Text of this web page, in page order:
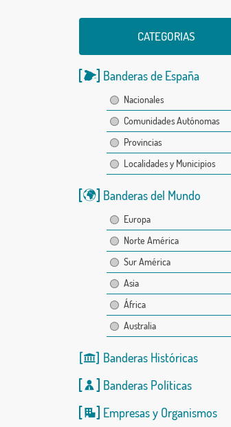
CATEGORIAS
Banderas de España
Nacionales
Comunidades Autónomas
Provincias
Localidades y Municipios
Banderas del Mundo
Europa
Norte América
Sur América
Asia
África
Australia
Banderas Históricas
Banderas Políticas
Empresas y Organismos